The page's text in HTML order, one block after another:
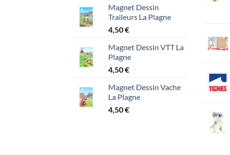
Magnet Dessin
Traileurs La Plagne
4,50€
Magnet Dessin VTT La
Plagne
4,50€
Magnet Dessin Vache
La Plagne
4,50€